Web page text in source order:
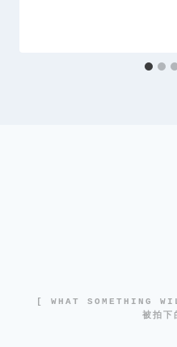
[ WHAT SOMETHING
被拍